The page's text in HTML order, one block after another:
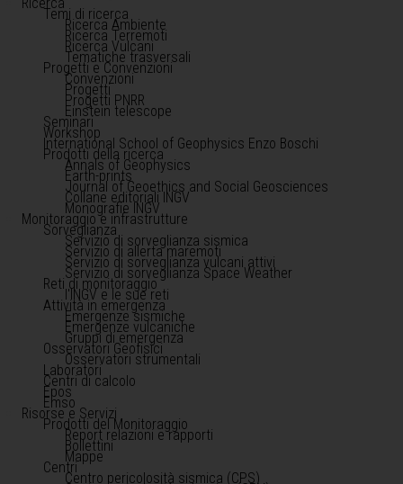
Temi di ricerca
Ricerca Ambiente
Ricerca Terremoti
Ricerca Vulcani
Tematiche trasversali
Progetti e Convenzioni
Convenzioni
Progetti
Progetti PNRR
Einstein telescope
Seminari
Workshop
International School of Geophysics Enzo Boschi
Prodotti della ricerca
Annals of Geophysics
Earth-prints
Journal of Geoethics and Social Geosciences
Collane editoriali INGV
Monografie INGV
Monitoraggio e infrastrutture
Sorveglianza
Servizio di sorveglianza sismica
Servizio di allerta maremoti
Servizio di sorveglianza vulcani attivi
Servizio di sorveglianza Space Weather
Reti di monitoraggio
l'INGV e le sue reti
Attività in emergenza
Emergenze sismiche
Emergenze vulcaniche
Gruppi di emergenza
Osservatori Geofisici
Osservatori strumentali
Laboratori
Centri di calcolo
Epos
Emso
Risorse e Servizi
Prodotti del Monitoraggio
Report relazioni e rapporti
Bollettini
Mappe
Centri
Centro pericolosità sismica (CPS)